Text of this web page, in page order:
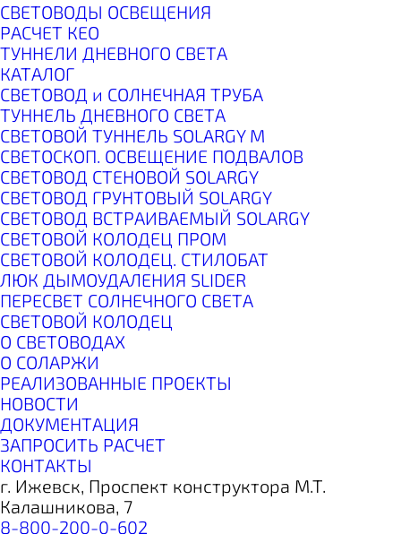
СВЕТОВОДЫ ОСВЕЩЕНИЯ
РАСЧЕТ КЕО
ТУННЕЛИ ДНЕВНОГО СВЕТА
КАТАЛОГ
СВЕТОВОД и СОЛНЕЧНАЯ ТРУБА
ТУННЕЛЬ ДНЕВНОГО СВЕТА
СВЕТОВОЙ ТУННЕЛЬ SOLARGY М
СВЕТОСКОП. ОСВЕЩЕНИЕ ПОДВАЛОВ
СВЕТОВОД СТЕНОВОЙ SOLARGY
СВЕТОВОД ГРУНТОВЫЙ SOLARGY
СВЕТОВОД ВСТРАИВАЕМЫЙ SOLARGY
СВЕТОВОЙ КОЛОДЕЦ ПРОМ
СВЕТОВОЙ КОЛОДЕЦ. СТИЛОБАТ
ЛЮК ДЫМОУДАЛЕНИЯ SLIDER
ПЕРЕСВЕТ СОЛНЕЧНОГО СВЕТА
СВЕТОВОЙ КОЛОДЕЦ
О СВЕТОВОДАХ
О СОЛАРЖИ
РЕАЛИЗОВАННЫЕ ПРОЕКТЫ
НОВОСТИ
ДОКУМЕНТАЦИЯ
ЗАПРОСИТЬ РАСЧЕТ
КОНТАКТЫ
г. Ижевск, Проспект конструктора М.Т.
Калашникова, 7
8-800-200-0-602